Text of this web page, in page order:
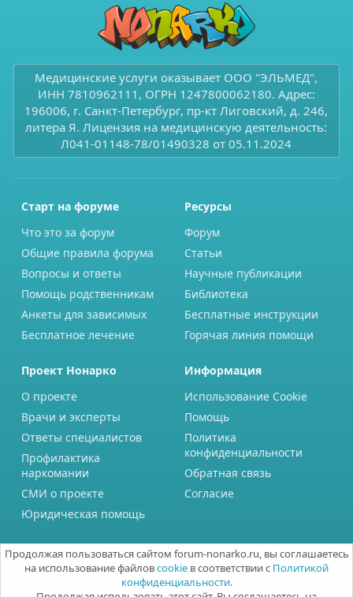
Медицинские услуги оказывает ООО "ЭЛЬМЕД",
ИНН 7810962111, ОГРН 1247800062180. Адрес:
196006, г. Санкт-Петербург, пр-кт Лиговский, д. 246,
литера Я. Лицензия на медицинскую деятельность:
Л041-01148-78/01490328 от 05.11.2024
Старт на форуме
Что это за форум
Общие правила форума
Вопросы и ответы
Помощь родственникам
Анкеты для зависимых
Бесплатное лечение
Ресурсы
Форум
Статьи
Научные публикации
Библиотека
Бесплатные инструкции
Горячая линия помощи
Проект Нонарко
О проекте
Врачи и эксперты
Ответы специалистов
Профилактика
наркомании
СМИ о проекте
Юридическая помощь
Информация
Использование Cookie
Помощь
Политика
конфиденциальности
Обратная связь
Согласие
Продолжая пользоваться сайтом forum-nonarko.ru, вы соглашаетесь
на использование файловcookie в соответствии с Политикой
конфиденциальности.